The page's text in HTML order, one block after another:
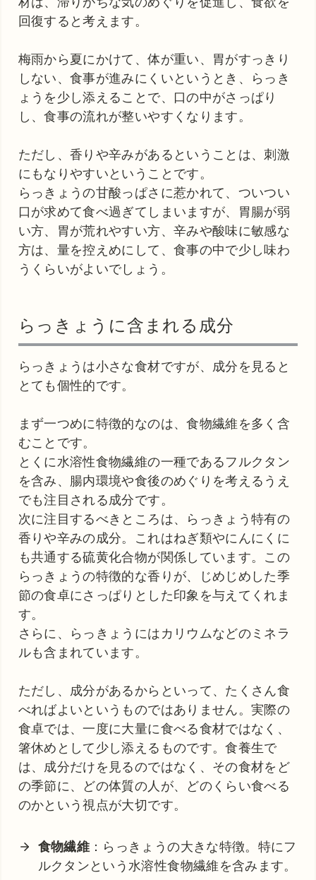
回復すると考えます。
梅雨から夏にかけて、体が重い、胃がすっきり
しない、食事が進みにくいというとき、らっき
ょうを少し添えることで、口の中がさっぱり
し、食事の流れが整いやすくなります。
ただし、香りや辛みがあるということは、刺激
にもなりやすいということです。
らっきょうの甘酸っぱさに惹かれて、ついつい
口が求めて食べ過ぎてしまいますが、胃腸が弱
い方、胃が荒れやすい方、辛みや酸味に敏感な
方は、量を控えめにして、食事の中で少し味わ
うくらいがよいでしょう。
らっきょうに含まれる成分
らっきょうは小さな食材ですが、成分を見ると
とても個性的です。
まず一つめに特徴的なのは、食物繊維を多く含
むことです。
とくに水溶性食物繊維の一種であるフルクタン
を含み、腸内環境や食後のめぐりを考えるうえ
でも注目される成分です。
次に注目するべきところは、らっきょう特有の
香りや辛みの成分。これはねぎ類やにんにくに
も共通する硫黄化合物が関係しています。この
らっきょうの特徴的な香りが、じめじめした季
節の食卓にさっぱりとした印象を与えてくれま
す。
さらに、らっきょうにはカリウムなどのミネラ
ルも含まれています。
ただし、成分があるからといって、たくさん食
べればよいというものではありません。実際の
食卓では、一度に大量に食べる食材ではなく、
箸休めとして少し添えるものです。食養生で
は、成分だけを見るのではなく、その食材をど
の季節に、どの体質の人が、どのくらい食べる
のかという視点が大切です。
食物繊維 ：らっきょうの大きな特徴。特にフ
ルクタンという水溶性食物繊維を含みます。